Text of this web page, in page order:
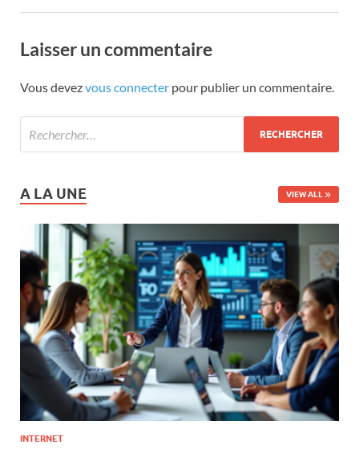
Laisser un commentaire
Vous devezvous connecter pour publier un commentaire.
A LA UNE VIEW ALL
INTERNET